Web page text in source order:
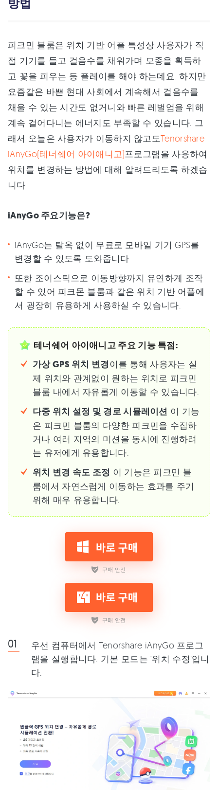
방법
피크민 블룸은 위치 기반 어플 특성상 사용자가 직
접 기기를 들고 걸음수를 채워가며 모종을 획득하
고 꽃을 피우는 등 플레이를 해야 하는데요. 하지만
요즘같은 바쁜 현대 사회에서 계속해서 걸음수를
채울 수 있는 시간도 없거니와 빠른 레벌업을 위해
계속 걸어다니는 에너지도 부족할 수 있습니다. 그
래서 오늘은 사용자가 이동하지 않고도Tenorshare
iAnyGo(테너쉐어 아이애니고)프로그램을 사용하여
위치를 변경하는 방법에 대해 알려드리도록 하겠습
니다.
iAnyGo 주요기능은?
iAnyGo는 탈옥 없이 무료로 모바일 기기 GPS를
변경할 수 있도록 도와줍니다
또한 조이스틱으로 이동방향까지 유연하게 조작
할 수 있어 피크몬 블룸과 같은 위치 기반 어플에
서 굉장히 유용하게 사용하실 수 있습니다.
테너쉐어 아이애니고 주요 기능 특점:
가상 GPS 위치 변경이를 통해 사용자는 실
제 위치와 관계없이 원하는 위치로 피크민
블룸 내에서 자유롭게 이동할 수 있습니다.
다중 위치 설정 및 경로 시뮬레이션 이 기능
은 피크민 블룸의 다양한 피크민을 수집하
거나 여러 지역의 미션을 동시에 진행하려
는 유저에게 유용합니다.
위치 변경 속도 조정 이 기능은 피크민 블
룸에서 자연스럽게 이동하는 효과를 주기
위해 매우 유용합니다.
우선 컴퓨터에서 Tenorshare iAnyGo 프로그
램을 실행합니다. 기본 모드는 ‘위치 수정’입니
다.